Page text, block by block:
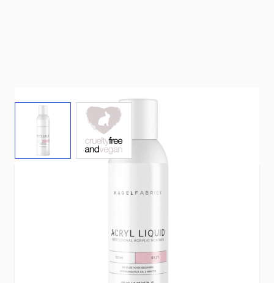
View larger imageView larger image
alle niveaus. Hecht perfect met goede